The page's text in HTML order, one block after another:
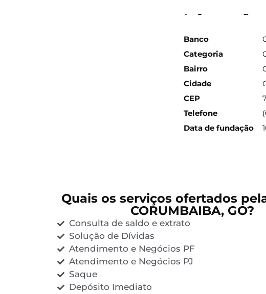
Informações
Banco
Categoria
Bairro
Cidade
CEP
Telefone
Data de fundação
Quais os serviços ofertados
CORUMBAIBA, GO?
Consulta de saldo e extrato
Solução de Dívidas
Atendimento e Negócios PF
Atendimento e Negócios PJ
Saque
Depósito Imediato